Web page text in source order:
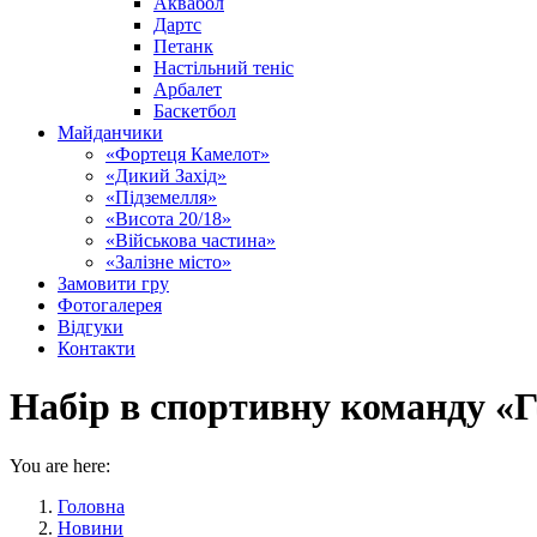
Дартс
Петанк
Настільний теніс
Арбалет
Баскетбол
Майданчики
«Фортеця Камелот»
«Дикий Захід»
«Підземелля»
«Висота 20/18»
«Військова частина»
«Залізне місто»
Замовити гру
Фотогалерея
Відгуки
Контакти
Набір в спортивну команду
You are here:
Головна
Новини